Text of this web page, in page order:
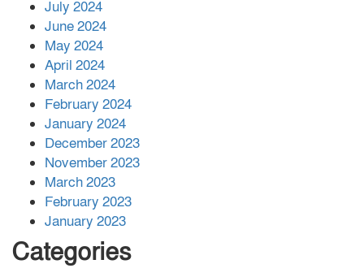
July 2024
June 2024
May 2024
April 2024
March 2024
February 2024
January 2024
December 2023
November 2023
March 2023
February 2023
January 2023
Categories